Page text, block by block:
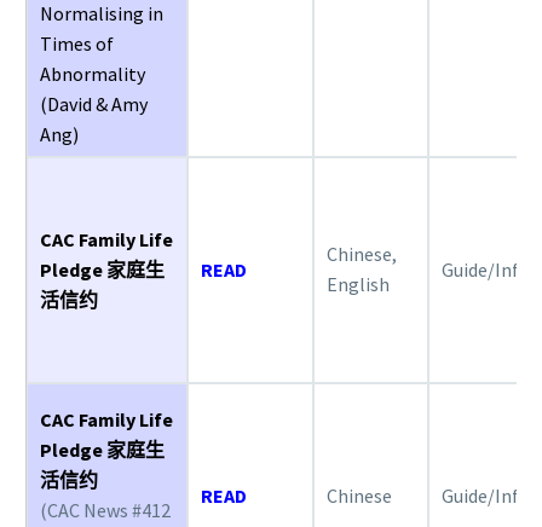
Normalising in
Times of
Abnormality
(David & Amy
Ang)
CAC Family Life
Pledge 家庭生
活信约
READ
Chinese,
English
Guide/
CAC Family Life
Pledge 家庭生
活信约
(CAC News #412
READ Chinese Guide/